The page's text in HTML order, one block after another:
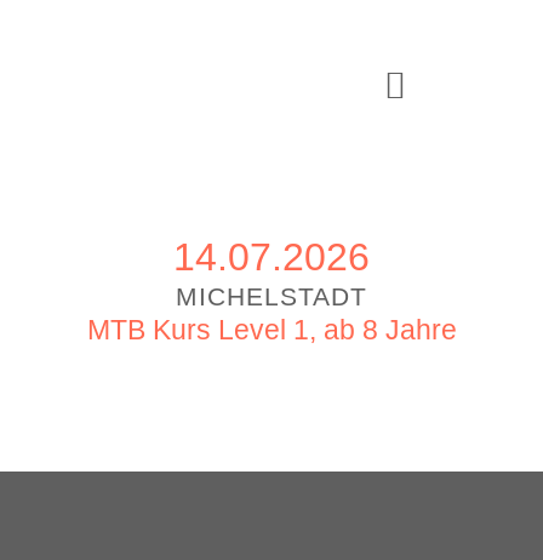
14.07.2026
MICHELSTADT
MTB Kurs Level 1, ab 8 Jahre